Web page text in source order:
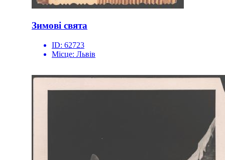
Зимові свята
ID: 62723
Місце: Львів